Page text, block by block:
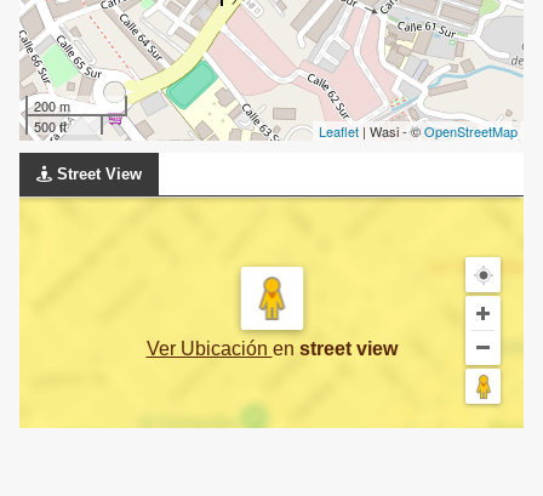
200 m
500 ft
Leaflet | Wasi - ©OpenStreetMap
Street View
Ver Ubicación en street view